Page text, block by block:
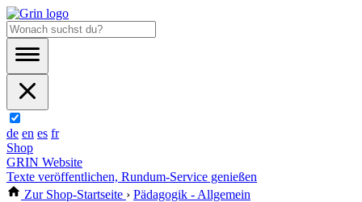
de en es fr
Shop
GRIN Website
Texte veröffentlichen, Rundum-Service genießen
Zur Shop-Startseite › Pädagogik - Allgemein